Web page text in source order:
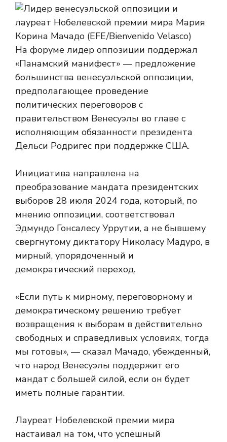
На форуме лидер оппозиции поддержал
«Панамский манифест» — предложение
большинства венесуэльской оппозиции,
предполагающее проведение
политических переговоров с
правительством Венесуэлы во главе с
исполняющим обязанности президента
Дельси Родригес при поддержке США.
Инициатива направлена ​​на
преобразование мандата президентских
выборов 28 июля 2024 года, который, по
мнению оппозиции, соответствовал
Эдмундо Гонсалесу Уррутии, а не бывшему
свергнутому диктатору Николасу Мадуро, в
мирный, упорядоченный и
демократический переход.
«Если путь к мирному, переговорному и
демократическому решению требует
возвращения к выборам в действительно
свободных и справедливых условиях, тогда
мы готовы», — сказал Мачадо, убежденный,
что народ Венесуэлы поддержит его
мандат с большей силой, если он будет
иметь полные гарантии.
Лауреат Нобелевской премии мира
настаивал на том, что успешный